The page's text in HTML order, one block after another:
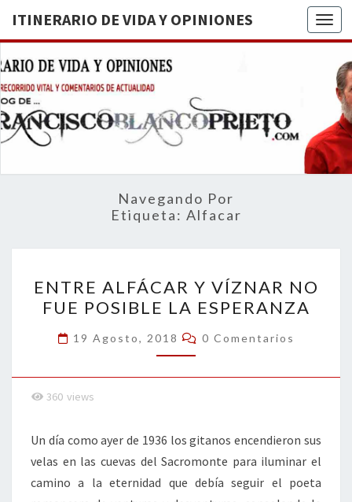
ITINERARIO DE VIDA Y OPINIONES
DE
BREVE
RECORRIDO
VITAL Y
ACTUALIDAD
Navegando Por
Etiqueta: Alfacar
ALFÁCAR
Y
VÍZNAR
NO
FUE
ESPERANZA
ENTRE ALFÁCAR Y VÍZNAR NO
FUE POSIBLE LA ESPERANZA
19 Agosto, 2018 Comentarios
0 Comentarios
360 views
Un día como ayer de 1936 los gitanos encendieron sus
velas en las cuevas del Sacromonte para iluminar el
camino a la eternidad que debía seguir el poeta